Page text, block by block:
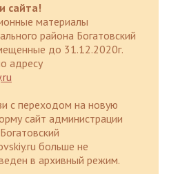
сайта!
материалы
района Богатовский
до 31.12.2020г.
адресу
с переходом на новую
сайт администрации
больше не
в архивный режим.